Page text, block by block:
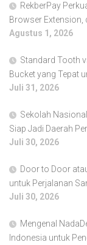
RekberPay
Browser Extension,
Agustus 1, 2026
Standard Tooth
Bucket yang Tepat
Juli 31, 2026
Sekolah
Siap Jadi Daerah
Juli 30, 2026
Door to Door
untuk Perjalanan
Juli 30, 2026
Mengenal
Indonesia untuk